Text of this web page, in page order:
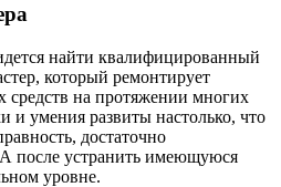
найти квалифицированный
который ремонтирует
на протяжении многих
и умения развиты настолько, что
достаточно
после устранить имеющуюся
уровне.